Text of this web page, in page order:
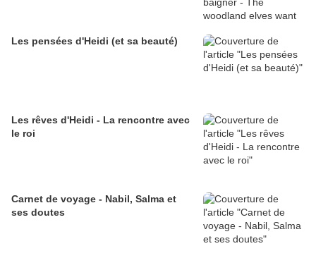
Les pensées d'Heidi (et sa beauté)
Les rêves d'Heidi - La rencontre avec
le roi
Carnet de voyage - Nabil, Salma et
ses doutes